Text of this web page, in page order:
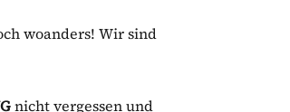
woanders! Wir sind
nicht vergessen und